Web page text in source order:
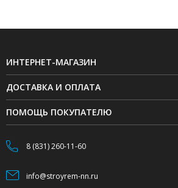
ИНТЕРНЕТ-МАГАЗИН
ДОСТАВКА И ОПЛАТА
ПОМОЩЬ ПОКУПАТЕЛЮ
8 (831) 260-11-60
info@stroyrem-nn.ru